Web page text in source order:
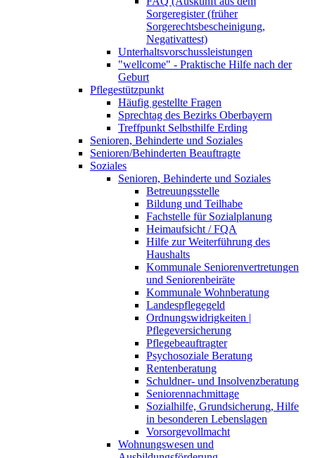
Sorgeregister (früher
Sorgerechtsbescheinigung,
Negativattest)
Unterhaltsvorschussleistungen
"wellcome" - Praktische Hilfe nach der
Geburt
Pflegestützpunkt
Häufig gestellte Fragen
Sprechtag des Bezirks Oberbayern
Treffpunkt Selbsthilfe Erding
Senioren, Behinderte und Soziales
Senioren/Behinderten Beauftragte
Soziales
Senioren, Behinderte und Soziales
Betreuungsstelle
Bildung und Teilhabe
Fachstelle für Sozialplanung
Heimaufsicht / FQA
Hilfe zur Weiterführung des
Haushalts
Kommunale Seniorenvertretungen
und Seniorenbeiräte
Kommunale Wohnberatung
Landespflegegeld
Ordnungswidrigkeiten |
Pflegeversicherung
Pflegebeauftragter
Psychosoziale Beratung
Rentenberatung
Schuldner- und Insolvenzberatung
Seniorennachmittage
Sozialhilfe, Grundsicherung, Hilfe
in besonderen Lebenslagen
Vorsorgevollmacht
Wohnungswesen und